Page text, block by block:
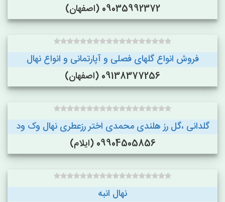
09035992372 (اصفهان)
فروش انواع گلهای فصلی و آپارتمانی و انواع نهال
09138377256 (اصفهان)
گلدانی ،گل رز هلندی محمدی اختر رزعطری نهال وک ود
09904505856 (ایلام)
نهال انبه